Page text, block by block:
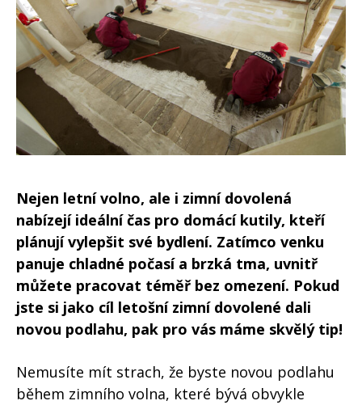
Nejen letní volno, ale i zimní dovolená
nabízejí ideální čas pro domácí kutily, kteří
plánují vylepšit své bydlení. Zatímco venku
panuje chladné počasí a brzká tma, uvnitř
můžete pracovat téměř bez omezení. Pokud
jste si jako cíl letošní zimní dovolené dali
novou podlahu, pak pro vás máme skvělý tip!
Nemusíte mít strach, že byste novou podlahu
během zimního volna, které bývá obvykle